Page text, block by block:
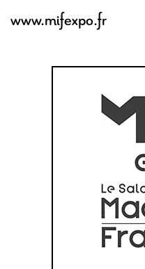
www.mifexpo.fr